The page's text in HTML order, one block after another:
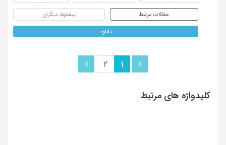
مقالات مرتبط پیشنهاد دیگران
دانلود
1
2
کلیدواژه های مرتبط